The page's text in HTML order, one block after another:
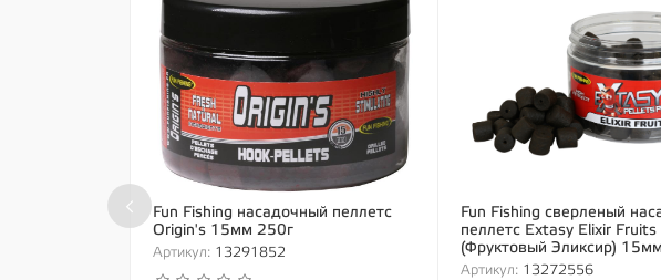
Fun Fishing насадочный пеллетс
Origin's 15мм 250г
Артикул: 13291852
Fun Fishing сверленый
пеллетс Extasy Elixir Fruits
(Фруктовый Эликсир)
Артикул:13272556
‹